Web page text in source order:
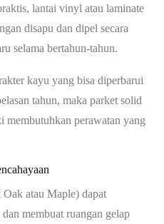
lantai vinyl atau laminate
disapu dan dipel secara
selama bertahun-tahun.
kayu yang bisa diperbarui
tahun, maka parket solid
membutuhkan perawatan yang
atau Maple) dapat
membuat ruangan gelap